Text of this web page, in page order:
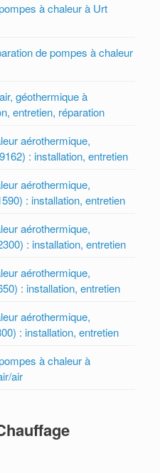
à chaleur à Urt
de pompes à chaleur
géothermique à
entretien, réparation
aérothermique,
: installation, entretien
aérothermique,
: installation, entretien
aérothermique,
: installation, entretien
aérothermique,
: installation, entretien
aérothermique,
: installation, entretien
à chaleur à
air